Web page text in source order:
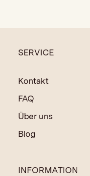
ökologischer
Indien und Nepal
SERVICE
Kontakt
FAQ
Über uns
Blog
INFORMATION